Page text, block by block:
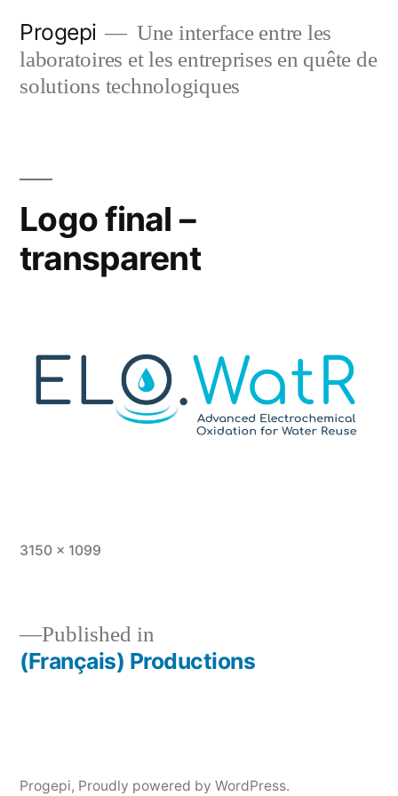
content
Progepi
Une interface entre les
laboratoires et les entreprises en quête de
solutions technologiques
Logo final –
transparent
Full
3150 × 1099
Post
Published in
(Français) Productions
Progepi, Proudly powered by WordPress.